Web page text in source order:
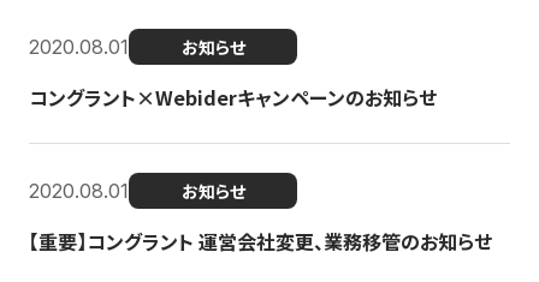
2020.08.01 お知らせ
コングラント×Webiderキャンペーンのお知らせ
2020.08.01 お知らせ
【重要】コングラント 運営会社変更、業務移管のお知らせ